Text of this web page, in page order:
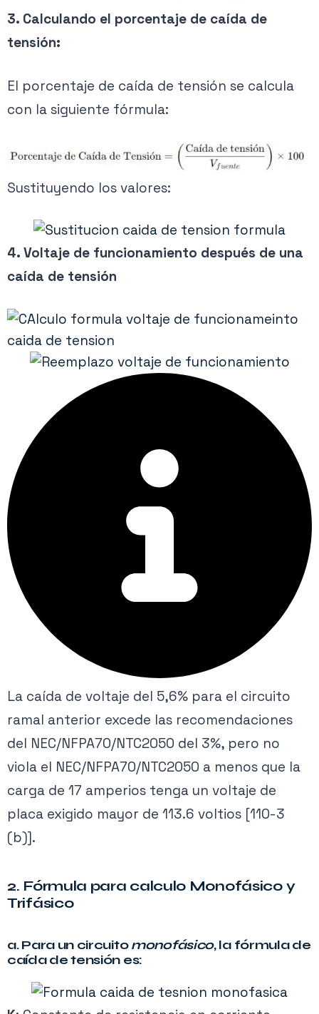
3. Calculando el porcentaje de caída de
tensión:
El porcentaje de caída de tensión se calcula
con la siguiente fórmula:
Sustituyendo los valores:
4. Voltaje de funcionamiento después de una
caída de tensión
La caída de voltaje del 5,6% para el circuito
ramal anterior excede las recomendaciones
del NEC/NFPA70/NTC2050 del 3%, pero no
viola el NEC/NFPA70/NTC2050 a menos que la
carga de 17 amperios tenga un voltaje de
placa exigido mayor de 113.6 voltios [110-3
(b)].
2. Fórmula para calculo Monofásico y
Trifásico
a. Para un circuitomonofásico, la fórmula de
caída de tensión es: